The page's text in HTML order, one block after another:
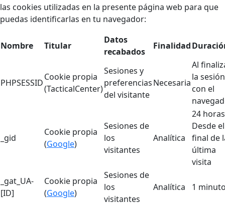
las cookies utilizadas en la presente página web para que
puedas identificarlas en tu navegador:
Nombre Titular
Datos
recabados
Finalidad
PHPSESSID
Cookie propia
(TacticalCenter)
Sesiones y
preferencias
del visitante
Necesaria
Al
la sesión
con el
_gid
Cookie propia
(Google)
Sesiones de
los
visitantes
Analítica
24
Desde el
final de
última
visita
_gat_UA-
[ID]
Cookie propia
(Google)
Sesiones de
los
visitantes
Analítica 1